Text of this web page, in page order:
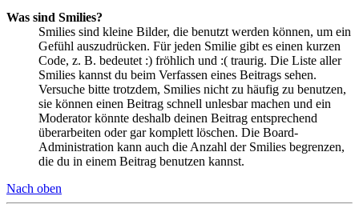
Was sind Smilies?
Smilies sind kleine Bilder, die benutzt werden können, um ein
Gefühl auszudrücken. Für jeden Smilie gibt es einen kurzen
Code, z. B. bedeutet :) fröhlich und :( traurig. Die Liste aller
Smilies kannst du beim Verfassen eines Beitrags sehen.
Versuche bitte trotzdem, Smilies nicht zu häufig zu benutzen,
sie können einen Beitrag schnell unlesbar machen und ein
Moderator könnte deshalb deinen Beitrag entsprechend
überarbeiten oder gar komplett löschen. Die Board-
Administration kann auch die Anzahl der Smilies begrenzen,
die du in einem Beitrag benutzen kannst.
Nach oben